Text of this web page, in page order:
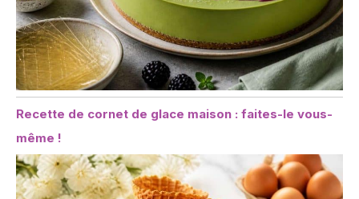
Recette de cornet de glace maison : faites-le vous-
même !